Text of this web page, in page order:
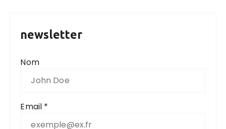
newsletter
Nom
Email *